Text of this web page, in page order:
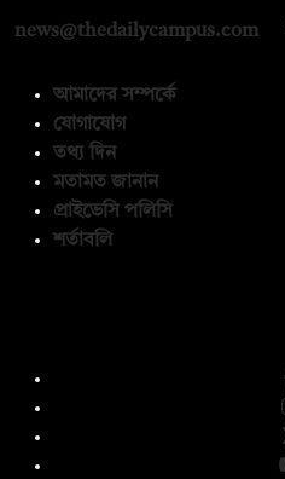
news@thedailycampus.com
আমাদের সম্পর্কে
যোগাযোগ
তথ্য দিন
মতামত জানান
প্রাইভেসি পলিসি
শর্তাবলি